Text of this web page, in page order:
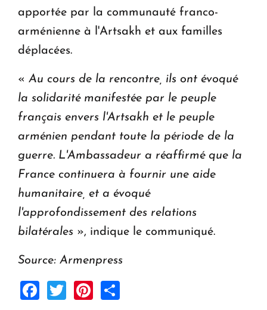
apportée par la communauté franco-
arménienne à l'Artsakh et aux familles
déplacées.
« Au cours de la rencontre, ils ont évoqué
la solidarité manifestée par le peuple
français envers l'Artsakh et le peuple
arménien pendant toute la période de la
guerre. L'Ambassadeur a réaffirmé que la
France continuera à fournir une aide
humanitaire, et a évoqué
l'approfondissement des relations
bilatérales », indique le communiqué.
Source: Armenpress
Facebook
TwitterPinterest